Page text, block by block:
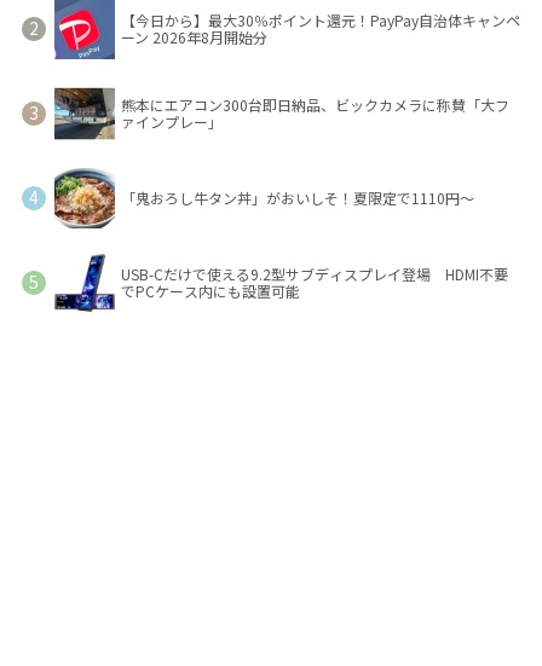
【今日から】最大30％ポイント還元！PayPay自治体キャンペ
ーン 2026年8月開始分
熊本にエアコン300台即日納品、ビックカメラに称賛「大フ
ァインプレー」
「鬼おろし牛タン丼」がおいしそ！夏限定で1110円～
USB-Cだけで使える9.2型サブディスプレイ登場 HDMI不要
でPCケース内にも設置可能